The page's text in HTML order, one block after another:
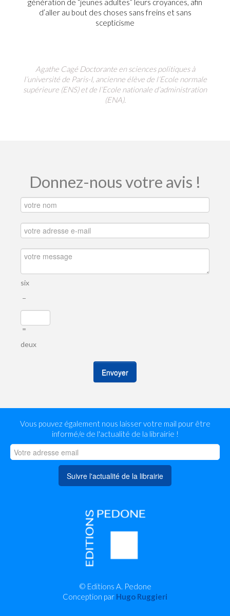
génération de “jeunes adultes” leurs croyances, afin
d’aller au bout des choses sans freins et sans
scepticisme
Agathe Cagé Doctorante en sciences politiques à
l’université de Paris-I, ancienne élève de l’Ecole normale
supérieure (ENS) et de l’Ecole nationale d’administration
(ENA).
Donnez-nous votre avis !
six
−
=
deux
Envoyer
Vous pouvez également nous laisser votre mail pour être
informé/e de l'actualité de la librairie !
Suivre l'actualité de la librairie
© Editions A. Pedone
Conception par Hugo Ruggieri